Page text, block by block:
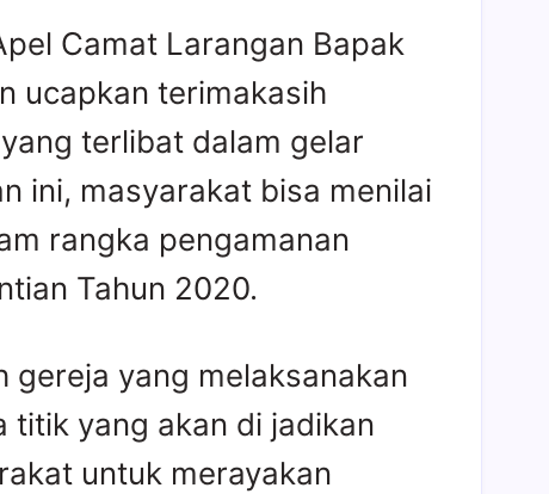
Camat Larangan Bapak
ucapkan terimakasih
terlibat dalam gelar
ini, masyarakat bisa menilai
rangka pengamanan
Tahun 2020.
gereja yang melaksanakan
titik yang akan di jadikan
untuk merayakan